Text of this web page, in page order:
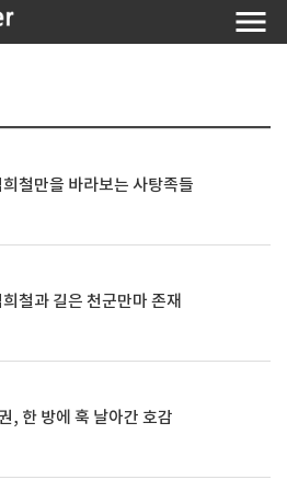
철만을 바라보는 사탕족들
철과 길은 천군만마 존재
, 한 방에 훅 날아간 호감